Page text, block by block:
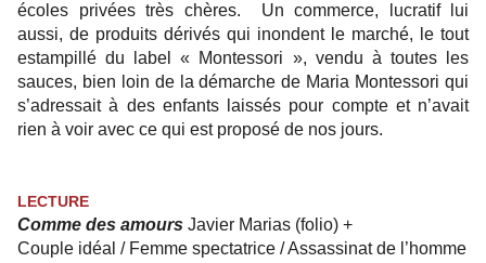
écoles privées très chères. Un commerce, lucratif lui
aussi, de produits dérivés qui inondent le marché, le tout
estampillé du label « Montessori », vendu à toutes les
sauces, bien loin de la démarche de Maria Montessori qui
s’adressait à des enfants laissés pour compte et n’avait
rien à voir avec ce qui est proposé de nos jours.
LECTURE
Comme des amours Javier Marias (folio) +
Couple idéal / Femme spectatrice / Assassinat de l’homme